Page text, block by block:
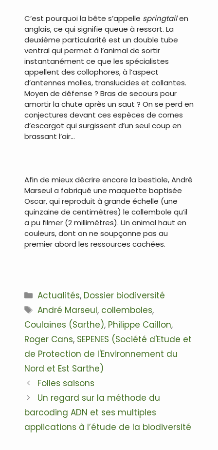
C’est pourquoi la bête s’appelle springtailen
anglais, ce qui signifie queue à ressort. La
deuxième particularité est un double tube
ventral qui permet à l’animal de sortir
instantanément ce que les spécialistes
appellent des collophores, à l’aspect
d’antennes molles, translucides et collantes.
Moyen de défense ? Bras de secours pour
amortir la chute après un saut ? On se perd en
conjectures devant ces espèces de cornes
d’escargot qui surgissent d’un seul coup en
brassant l’air…
Afin de mieux décrire encore la bestiole, André
Marseul a fabriqué une maquette baptisée
Oscar, qui reproduit à grande échelle (une
quinzaine de centimètres) le collembole qu’il
a pu filmer (2 millimètres). Un animal haut en
couleurs, dont on ne soupçonne pas au
premier abord les ressources cachées.
Catégories
Actualités, Dossier biodiversité
Étiquettes
André Marseul, collemboles,
Coulaines (Sarthe), Philippe Caillon,
Roger Cans, SEPENES (Société d'Etude et
de Protection de l'Environnement du
Nord et Est Sarthe)
Navigation
des
Folles saisons
Un regard sur la méthode du
barcoding ADN et ses multiples
applications à l’étude de la biodiversité